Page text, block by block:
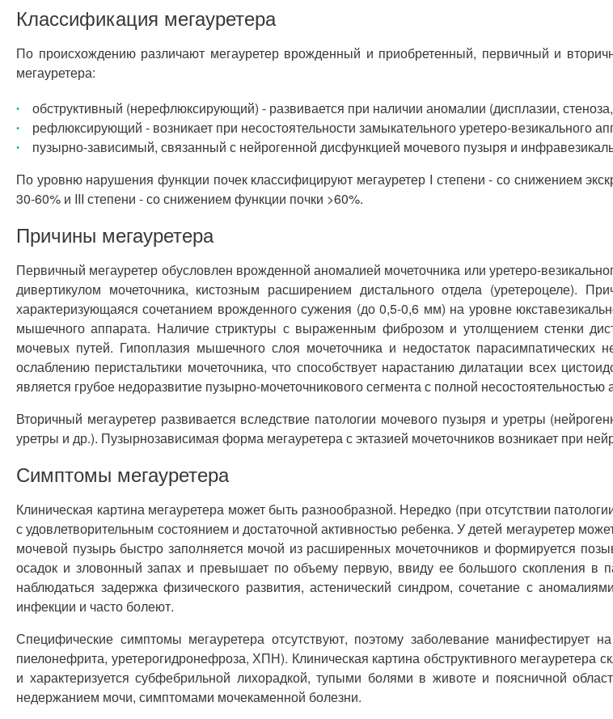
Классификация мегауретера
По происхождению различают мегауретер врожденный и приобретенный, первичный и
мегауретера:
обструктивный (нерефлюксирующий) - развивается при наличии аномалии (дисплазии, стеноза,
рефлюксирующий - возникает при несостоятельности замыкательного уретеро-везикального
пузырно-зависимый, связанный с нейрогенной дисфункцией мочевого пузыря и
По уровню нарушения функции почек классифицируют мегауретер I степени - со снижением
30-60% и III степени - со снижением функции почки >60%.
Причины мегауретера
Первичный мегауретер обусловлен врожденной аномалией мочеточника или уретеро-
дивертикулом мочеточника, кистозным расширением дистального отдела (уретероцеле).
характеризующаяся сочетанием врожденного сужения (до 0,5-0,6 мм) на уровне
мышечного аппарата. Наличие стриктуры с выраженным фиброзом и утолщением стенки
мочевых путей. Гипоплазия мышечного слоя мочеточника и недостаток
ослаблению перистальтики мочеточника, что способствует нарастанию дилатации всех
является грубое недоразвитие пузырно-мочеточникового сегмента с полной
Вторичный мегауретер развивается вследствие патологии мочевого пузыря и уретры
уретры и др.). Пузырнозависимая форма мегауретера с эктазией мочеточников возникает при
Симптомы мегауретера
Клиническая картина мегауретера может быть разнообразной. Нередко (при отсутствии
с удовлетворительным состоянием и достаточной активностью ребенка. У детей мегауретер
мочевой пузырь быстро заполняется мочой из расширенных мочеточников и формируется
осадок и зловонный запах и превышает по объему первую, ввиду ее большого скопления в
наблюдаться задержка физического развития, астенический синдром, сочетание с
инфекции и часто болеют.
Специфические симптомы мегауретера отсутствуют, поэтому заболевание манифестирует
пиелонефрита, уретерогидронефроза, ХПН). Клиническая картина обструктивного
и характеризуется субфебрильной лихорадкой, тупыми болями в животе и поясничной
недержанием мочи, симптомами мочекаменной болезни.